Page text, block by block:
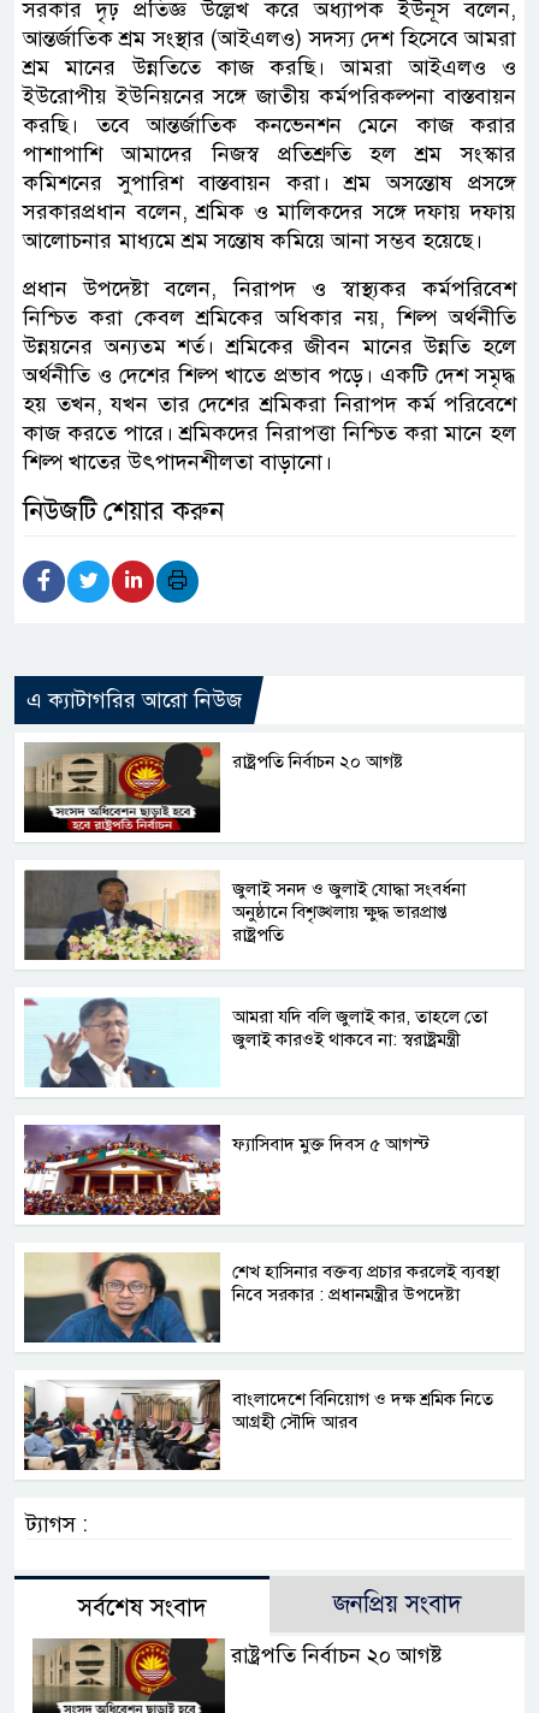
সরকার দৃঢ় প্রতিজ্ঞ উল্লেখ করে অধ্যাপক ইউনূস বলেন,
আন্তর্জাতিক শ্রম সংস্থার (আইএলও) সদস্য দেশ হিসেবে আমরা
শ্রম মানের উন্নতিতে কাজ করছি। আমরা আইএলও ও
ইউরোপীয় ইউনিয়নের সঙ্গে জাতীয় কর্মপরিকল্পনা বাস্তবায়ন
করছি। তবে আন্তর্জাতিক কনভেনশন মেনে কাজ করার
পাশাপাশি আমাদের নিজস্ব প্রতিশ্রুতি হল শ্রম সংস্কার
কমিশনের সুপারিশ বাস্তবায়ন করা। শ্রম অসন্তোষ প্রসঙ্গে
সরকারপ্রধান বলেন, শ্রমিক ও মালিকদের সঙ্গে দফায় দফায়
আলোচনার মাধ্যমে শ্রম সন্তোষ কমিয়ে আনা সম্ভব হয়েছে।
প্রধান উপদেষ্টা বলেন, নিরাপদ ও স্বাস্থ্যকর কর্মপরিবেশ
নিশ্চিত করা কেবল শ্রমিকের অধিকার নয়, শিল্প অর্থনীতি
উন্নয়নের অন্যতম শর্ত। শ্রমিকের জীবন মানের উন্নতি হলে
অর্থনীতি ও দেশের শিল্প খাতে প্রভাব পড়ে। একটি দেশ সমৃদ্ধ
হয় তখন, যখন তার দেশের শ্রমিকরা নিরাপদ কর্ম পরিবেশে
কাজ করতে পারে। শ্রমিকদের নিরাপত্তা নিশ্চিত করা মানে হল
শিল্প খাতের উৎপাদনশীলতা বাড়ানো।
নিউজটি শেয়ার করুন
এ ক্যাটাগরির আরো নিউজ
রাষ্ট্রপতি নির্বাচন ২০ আগষ্ট
জুলাই সনদ ও জুলাই যোদ্ধা সংবর্ধনা
অনুষ্ঠানে বিশৃঙ্খলায় ক্ষুদ্ধ ভারপ্রাপ্ত
রাষ্ট্রপতি
আমরা যদি বলি জুলাই কার, তাহলে তো
জুলাই কারওই থাকবে না: স্বরাষ্ট্রমন্ত্রী
ফ্যাসিবাদ মুক্ত দিবস ৫ আগস্ট
শেখ হাসিনার বক্তব্য প্রচার করলেই ব্যবস্থা
নিবে সরকার : প্রধানমন্ত্রীর উপদেষ্টা
বাংলাদেশে বিনিয়োগ ও দক্ষ শ্রমিক নিতে
আগ্রহী সৌদি আরব
ট্যাগস :
সর্বশেষ সংবাদ জনপ্রিয় সংবাদ
রাষ্ট্রপতি নির্বাচন ২০ আগষ্ট